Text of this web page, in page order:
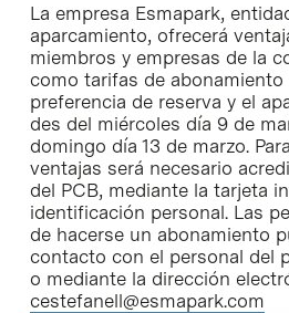
La empresa Esmapark,
aparcamiento, ofrecerá
miembros y empresas de la
como tarifas de abonamiento
preferencia de reserva y el
des del miércoles día 9 de
domingo día 13 de marzo.
ventajas será necesario
del PCB, mediante la tarjeta
identificación personal. Las
de hacerse un abonamiento
contacto con el personal del
o mediante la dirección
cestefanell@esmapark.com